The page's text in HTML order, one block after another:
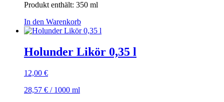
Produkt enthält: 350 ml
In den Warenkorb
Holunder Likör 0,35 l
12,00 €
28,57 € / 1000 ml